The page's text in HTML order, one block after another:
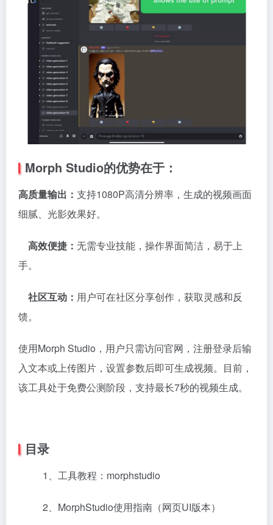
Morph Studio的优势在于：
高质量输出： 支持1080P高清分辨率，生成的视频画面
细腻、光影效果好。
高效便捷： 无需专业技能，操作界面简洁，易于上
手。
社区互动： 用户可在社区分享创作，获取灵感和反
馈。
使用Morph Studio，用户只需访问官网，注册登录后输
入文本或上传图片，设置参数后即可生成视频。目前，
该工具处于免费公测阶段，支持最长7秒的视频生成。
目录
1、工具教程：morphstudio
2、MorphStudio使用指南（网页UI版本）